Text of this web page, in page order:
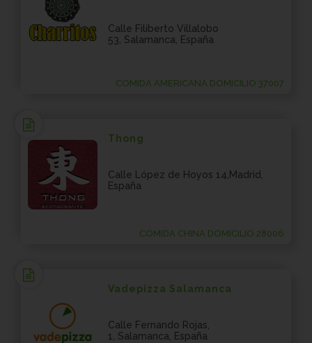
Calle Filiberto Villalobo
53, Salamanca, España
COMIDA AMERICANA DOMICILIO 37007
Thong
Calle López de Hoyos 14,Madrid,
España
COMIDA CHINA DOMICILIO 28006
Vadepizza Salamanca
Calle Fernando Rojas,
1, Salamanca, España